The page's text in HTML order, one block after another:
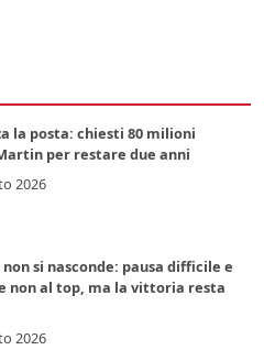
la posta: chiesti 80 milioni
per restare due anni
2026
non si nasconde: pausa difficile e
non al top, ma la vittoria resta
2026